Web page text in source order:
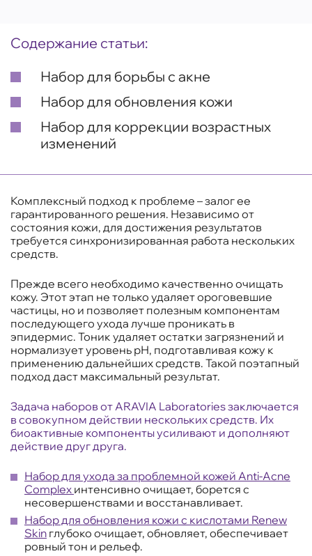
Содержание статьи:
Набор для борьбы с акне
Набор для обновления кожи
Набор для коррекции возрастных
изменений
Комплексный подход к проблеме – залог ее
гарантированного решения. Независимо от
состояния кожи, для достижения результатов
требуется синхронизированная работа нескольких
средств.
Прежде всего необходимо качественно очищать
кожу. Этот этап не только удаляет ороговевшие
частицы, но и позволяет полезным компонентам
последующего ухода лучше проникать в
эпидермис. Тоник удаляет остатки загрязнений и
нормализует уровень рН, подготавливая кожу к
применению дальнейших средств. Такой поэтапный
подход даст максимальный результат.
Задача наборов от ARAVIA Laboratories заключается
в совокупном действии нескольких средств. Их
биоактивные компоненты усиливают и дополняют
действие друг друга.
Набор для ухода за проблемной кожей Anti-Acne
Complex интенсивно очищает, борется с
несовершенствами и восстанавливает.
Набор для обновления кожи с кислотами Renew
Skin глубоко очищает, обновляет, обеспечивает
ровный тон и рельеф.